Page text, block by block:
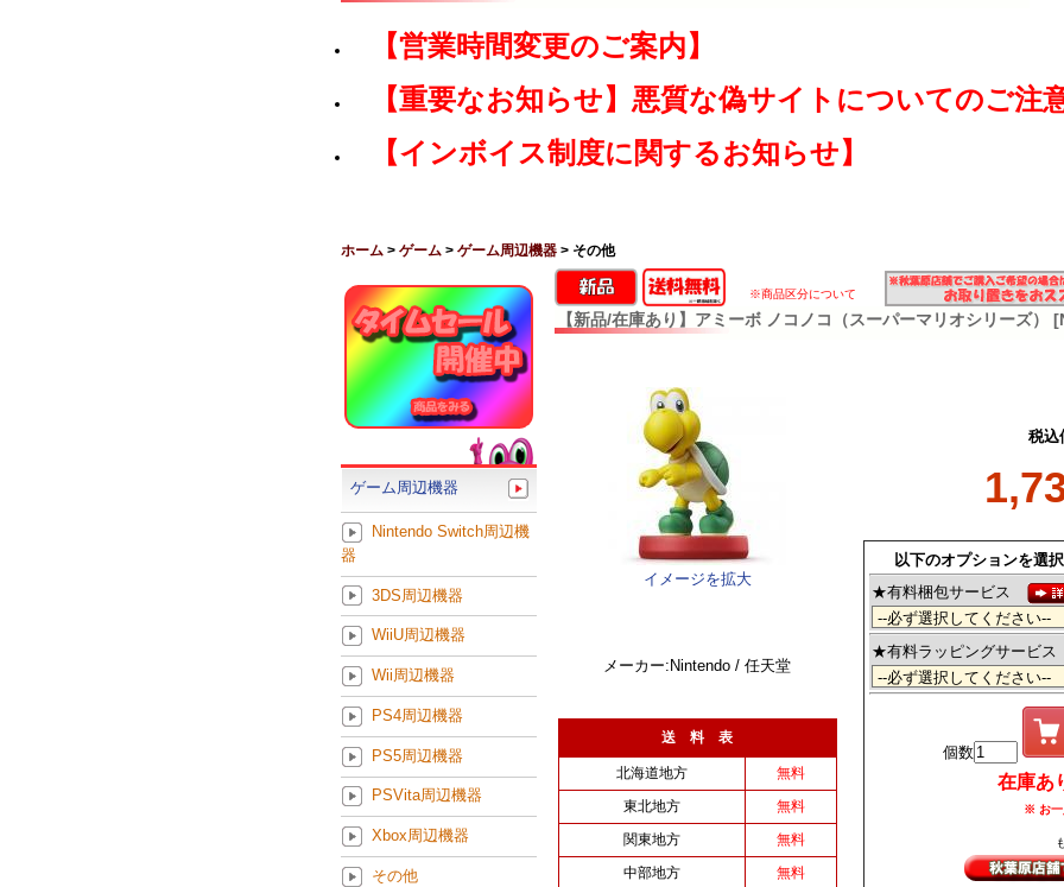
【営業時間変更のご案内】
【重要なお知らせ】悪質な偽サイトについてのご注
【インボイス制度に関するお知らせ】
ホーム > ゲーム > ゲーム周辺機器 > その他
※商品区分について
【新品/在庫あり】アミーボ ノコノコ（スーパーマリオシリーズ）
イメージを拡大
メーカー:Nintendo / 任天堂
送 料 表
北海道地方
無料
東北地方
無料
関東地方
無料
中部地方
無料
税込
以下のオプションを選
★有料梱包サービス
★有料ラッピングサービス
個数
在庫あ
※ お一
ゲーム周辺機器
Nintendo Switch周辺機
器
3DS周辺機器
WiiU周辺機器
Wii周辺機器
PS4周辺機器
PS5周辺機器
PSVita周辺機器
Xbox周辺機器
その他